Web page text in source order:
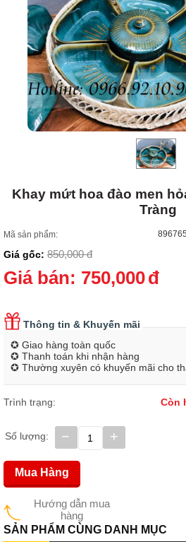
Khay mứt hoa đào men
Tràng
Mã sản phẩm:
Giá gốc: 850,000 đ
Giá bán: 750,000đ
Thông tin & Khuyến mãi
✪ Giao hàng toàn quốc
✪ Thanh toán khi nhận hàng
✪ Thường xuyên có khuyến mãi cho
Trình trạng: Còn
Số lượng: +
−
Hướng dẫn mua
hàng
Mua Hàng
SẢN PHẨM CÙNG DANH MỤC